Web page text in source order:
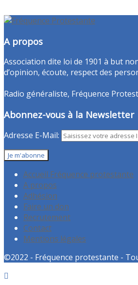
A propos
Association dite loi de 1901 à but
d’opinion, écoute, respect des
Radio généraliste, Fréquence
Abonnez-vous à la Newsletter
Adresse E-Mail:
Accueil Fréquence protestante
A propos
Adhésion
Faire un don
Recrutement
Contact
Mentions légales
©2022 - Fréquence protestante -